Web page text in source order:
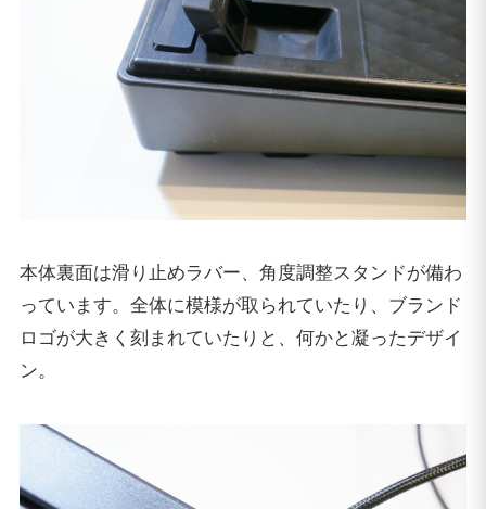
本体裏面は滑り止めラバー、角度調整スタンドが備わ
っています。全体に模様が取られていたり、ブランド
ロゴが大きく刻まれていたりと、何かと凝ったデザイ
ン。